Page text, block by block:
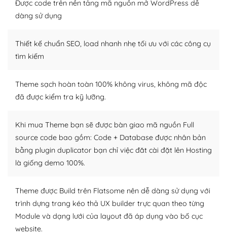
tìm kiếm chúng trên Internet hoặc nhờ chuyên gia.
– Sở hữu một cộng đồng lớn, sẵn sàng hỗ trợ
khổng lồ được kiểm duyệt bởi các nhân viên và những
người cuồng tín WordPress.
Nếu bạn gặp khó khăn, bạn có thể lên mạng và tìm
kiếm những cộng đồng WordPress, họ sẽ giúp bạn trả
lời, giải đáp vấn đề của bạn.
Cộng đồng sử dụng WordPress sẵn sàng hỗ trợ bạn
– Đa dạng plugin và themes
Plugin mở rộng là thành phần cài đặt thêm vào
WordPress để tăng thêm các tính năng cần thiết. Có
nhiều plugin trả phí hoặc miễn phí.
Được code trên nền tảng mã nguồn mở WordPress dễ
dàng sử dụng
Thiết kế chuẩn SEO, load nhanh nhẹ tối ưu với các công cụ
tìm kiếm
Theme sạch hoàn toàn 100% không virus, không mã độc
đã được kiểm tra kỹ lưỡng.
Khi mua Theme bạn sẽ được bàn giao mã nguồn Full
source code bao gồm: Code + Database được nhân bản
bằng plugin duplicator bạn chỉ việc đăt cài đặt lên Hosting
là giống demo 100%.
Theme được Build trên Flatsome nên dễ dàng sử dụng với
trình dựng trang kéo thả UX builder trực quan theo từng
Module và dạng lưới của layout đã áp dụng vào bố cục
website.